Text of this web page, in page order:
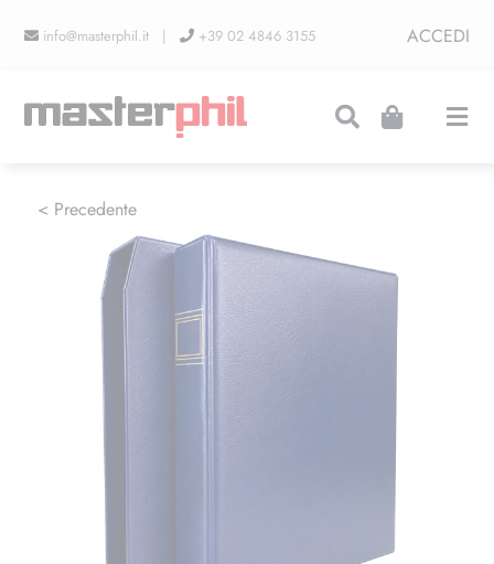
info@masterphil.it | +39 02 4846 3155 ACCEDI
LINEA COLLEZIONISMO
CONTATTI
< Precedente